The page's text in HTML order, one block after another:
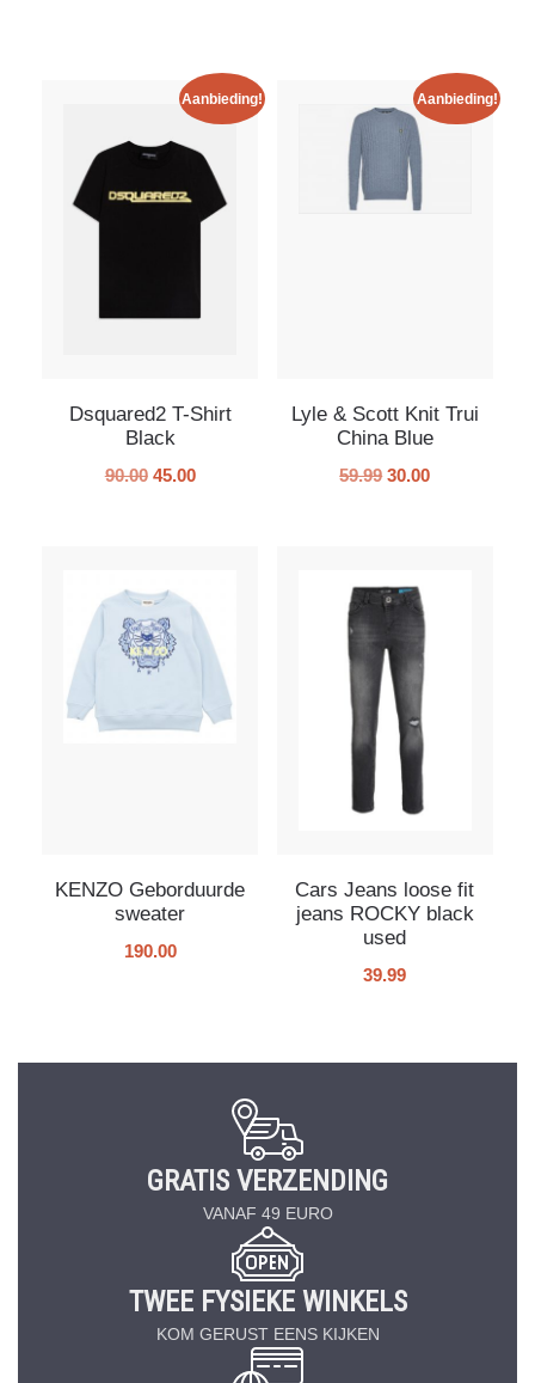
Aanbieding!
Dsquared2 T-Shirt
Black
90.00 45.00
Aanbieding!
Lyle & Scott Knit Trui
China Blue
59.99 30.00
KENZO Geborduurde
sweater
190.00
Cars Jeans loose fit
jeans ROCKY black
used
39.99
GRATIS VERZENDING
VANAF 49 EURO
TWEE FYSIEKE WINKELS
KOM GERUST EENS KIJKEN